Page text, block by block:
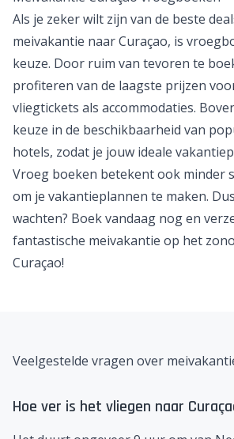
Meivakantie Curaçao vroegboeken
Als je zeker wilt zijn van de beste
meivakantie naar Curaçao, is
keuze. Door ruim van tevoren te
profiteren van de laagste prijzen voor
vliegtickets als accommodaties.
keuze in de beschikbaarheid van
hotels, zodat je jouw ideale
Vroeg boeken betekent ook minder
om je vakantieplannen te maken.
wachten? Boek vandaag nog en
fantastische meivakantie op het
Curaçao!
Veelgestelde vragen over
Hoe ver is het vliegen naar